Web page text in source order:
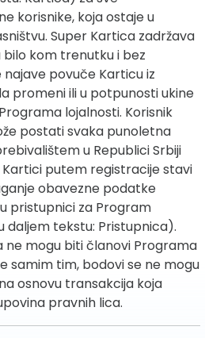
korisnike, koja ostaje u
Super Kartica zadržava
bilo kom trenutku i bez
povuče Karticu iz
promeni ili u potpunosti ukine
lojalnosti. Korisnik
postati svaka punoletna
u Republici Srbiji
Kartici putem registracije stavi
obavezne podatke
pristupnici za Program
daljem tekstu: Pristupnica).
ne mogu biti članovi Programa
samim tim, bodovi se ne mogu
osnovu transakcija koja
pravnih lica.